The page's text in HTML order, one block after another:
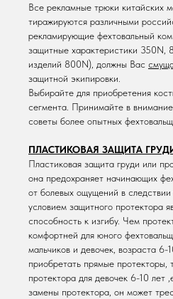
Все рекламные трюки китайских
тиражируются различными
рекламирующие фехтовальный
защитные характеристики 350N,
изделий 800N), должны Вас
защитной экипировки.
Выбирайте для приобретения
сегмента. Принимайте в
советы более опытных
ПЛАСТИКОВАЯ ЗАЩИТА
Пластиковая защита груди или
она предохраняет начинающих
от болевых ощущений в
условием защитного протектора
способность к изгибу. Чем
комфортней для юного
мальчиков и девочек, возраста 6-
приобретать прямые протекторы,
протектора для девочек 6-10 лет
замены протектора, он может